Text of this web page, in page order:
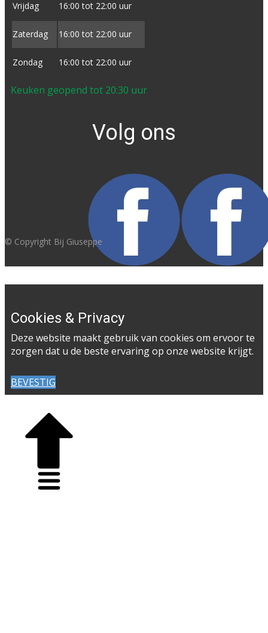
Vrijdag 16:00 tot ​22:00 uur
Zaterdag 16:00 tot ​22:00 uur
Zondag 16:00 tot ​22:00 uur
Keuken geopend tot 20:30 uur
Volg ons
© Copyright Bij Giuseppe
Cookies & Privacy
Deze website maakt gebruik van cookies om ervoor te
zorgen dat u de beste ervaring op onze website krijgt.
BEVESTIG